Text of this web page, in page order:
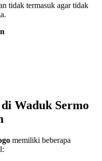
tidak termasuk agar tidak
Waduk Sermo
memiliki beberapa